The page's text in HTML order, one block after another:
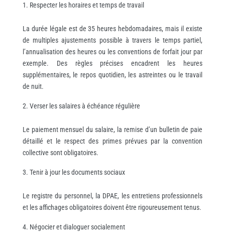
Respecter les horaires et temps de travail
La durée légale est de 35 heures hebdomadaires, mais il existe
de multiples ajustements possible à travers le temps partiel,
l’annualisation des heures ou les conventions de forfait jour par
exemple. Des règles précises encadrent les heures
supplémentaires, le repos quotidien, les astreintes ou le travail
de nuit.
Verser les salaires à échéance régulière
Le paiement mensuel du salaire, la remise d’un bulletin de paie
détaillé et le respect des primes prévues par la convention
collective sont obligatoires.
Tenir à jour les documents sociaux
Le registre du personnel, la DPAE, les entretiens professionnels
et les affichages obligatoires doivent être rigoureusement tenus.
Négocier et dialoguer socialement